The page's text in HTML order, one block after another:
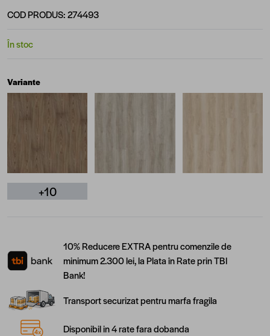
COD PRODUS:274493
În stoc
Variante
+10
10% Reducere EXTRA pentru comenzile de
minimum 2.300 lei, la Plata în Rate prin TBI
Bank!
Transport securizat pentru marfa fragila
Disponibil in 4 rate fara dobanda